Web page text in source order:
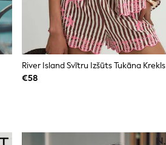
River Island Svītru Izšūts Tukāna Krekls
€58